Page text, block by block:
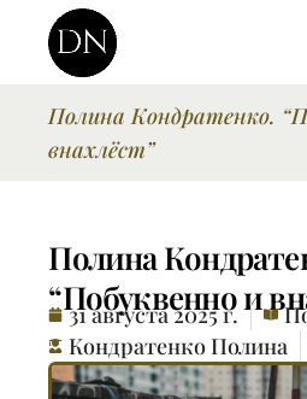
Полина Кондратенко.
внахлёст”
Полина
“Побуквенно и
31 августа 2025 г.
Кондратенко Полина